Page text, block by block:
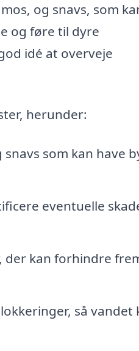
og snavs, som
og føre til dyre
idé at overveje
herunder:
som kan have
eventuelle
der kan forhindre
så vandet